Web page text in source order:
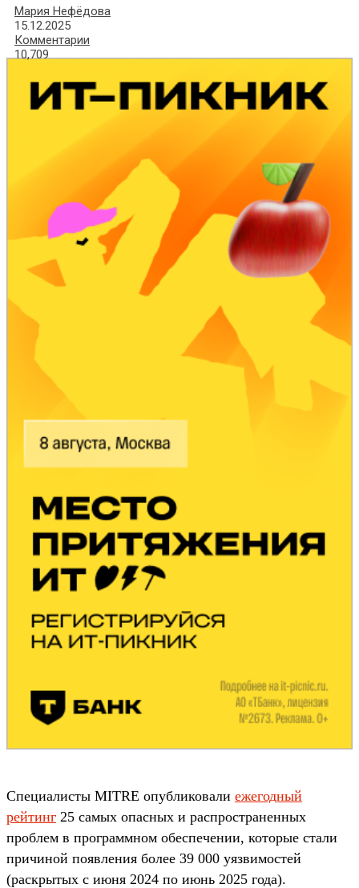
Мария Нефёдова
15.12.2025
Комментарии
10,709
Специалисты MITRE опубликовали ежегодный
рейтинг 25 самых опасных и распространенных
проблем в программном обеспечении, которые стали
причиной появления более 39 000 уязвимостей
(раскрытых с июня 2024 по июнь 2025 года).